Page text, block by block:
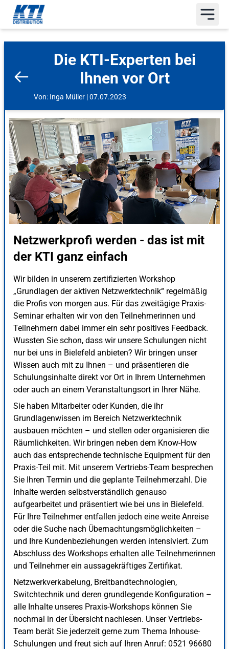
Die KTI-Experten bei
Ihnen vor Ort
Von: Inga Müller | 07.07.2023
Netzwerkprofi werden - das ist mit
der KTI ganz einfach
Wir bilden in unserem zertifizierten Workshop
„Grundlagen der aktiven Netzwerktechnik“ regelmäßig
die Profis von morgen aus. Für das zweitägige Praxis-
Seminar erhalten wir von den Teilnehmerinnen und
Teilnehmern dabei immer ein sehr positives Feedback.
Wussten Sie schon, dass wir unsere Schulungen nicht
nur bei uns in Bielefeld anbieten? Wir bringen unser
Wissen auch mit zu Ihnen – und präsentieren die
Schulungsinhalte direkt vor Ort in Ihrem Unternehmen
oder auch an einem Veranstaltungsort in Ihrer Nähe.
Sie haben Mitarbeiter oder Kunden, die ihr
Grundlagenwissen im Bereich Netzwerktechnik
ausbauen möchten – und stellen oder organisieren die
Räumlichkeiten. Wir bringen neben dem Know-How
auch das entsprechende technische Equipment für den
Praxis-Teil mit. Mit unserem Vertriebs-Team besprechen
Sie Ihren Termin und die geplante Teilnehmerzahl. Die
Inhalte werden selbstverständlich genauso
aufgearbeitet und präsentiert wie bei uns in Bielefeld.
Für Ihre Teilnehmer entfallen jedoch eine weite Anreise
oder die Suche nach Übernachtungsmöglichkeiten –
und Ihre Kundenbeziehungen werden intensiviert. Zum
Abschluss des Workshops erhalten alle Teilnehmerinnen
und Teilnehmer ein aussagekräftiges Zertifikat.
Netzwerkverkabelung, Breitbandtechnologien,
Switchtechnik und deren grundlegende Konfiguration –
alle Inhalte unseres Praxis-Workshops können Sie
nochmal in der Übersicht nachlesen. Unser Vertriebs-
Team berät Sie jederzeit gerne zum Thema Inhouse-
Schulungen und freut sich auf Ihren Anruf: 0521 96680